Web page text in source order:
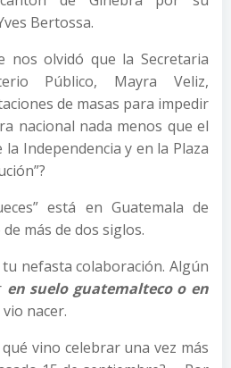
Bertossa.
nos olvidó que la Secretaria
Público, Mayra Veliz,
de masas para impedir
nacional nada menos que el
Independencia y en la Plaza
está en Guatemala de
más de dos siglos.
nefasta colaboración. Algún
en suelo guatemalteco o en
nacer.
vino celebrar una vez más